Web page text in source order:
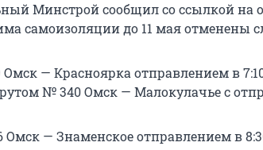
Минстрой сообщил со ссылкой на
самоизоляции до 11 мая отменены
— Красноярка отправлением в
№ 340 Омск — Малокулачье с
Омск — Знаменское отправлением в